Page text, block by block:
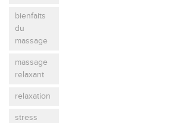
bienfaits
du
massage
massage
relaxant
relaxation
stress